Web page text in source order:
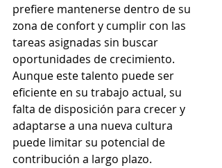
prefiere mantenerse dentro de su
zona de confort y cumplir con las
tareas asignadas sin buscar
oportunidades de crecimiento.
Aunque este talento puede ser
eficiente en su trabajo actual, su
falta de disposición para crecer y
adaptarse a una nueva cultura
puede limitar su potencial de
contribución a largo plazo.